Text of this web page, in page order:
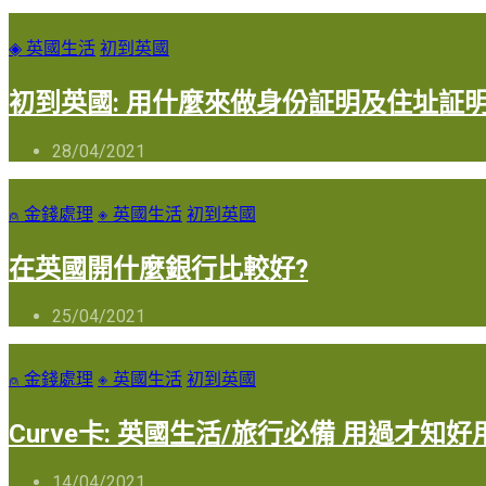
◈ 英國生活 初到英國
初到英國: 用什麼來做身份証明及住址証
28/04/2021
⍝ 金錢處理 ◈ 英國生活 初到英國
在英國開什麼銀行比較好?
25/04/2021
⍝ 金錢處理 ◈ 英國生活 初到英國
Curve卡: 英國生活/旅行必備 用過才知好